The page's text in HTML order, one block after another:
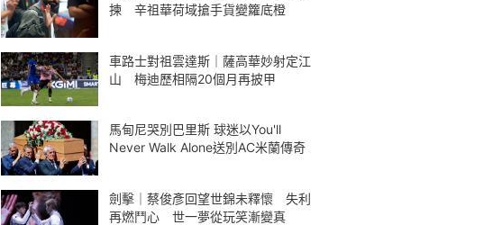
揀 辛祖華荷域搶手貨變籮底橙
車路士對祖雲達斯｜薩高華妙射定江
山 梅迪歷相隔20個月再披甲
馬甸尼哭別巴里斯 球迷以You'll
Never Walk Alone送別AC米蘭傳奇
劍擊｜蔡俊彥回望世錦未釋懷 失利
再燃鬥心 世一夢從玩笑漸變真